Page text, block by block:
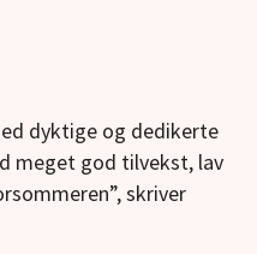
dyktige og dedikerte
meget god tilvekst, lav
skriver